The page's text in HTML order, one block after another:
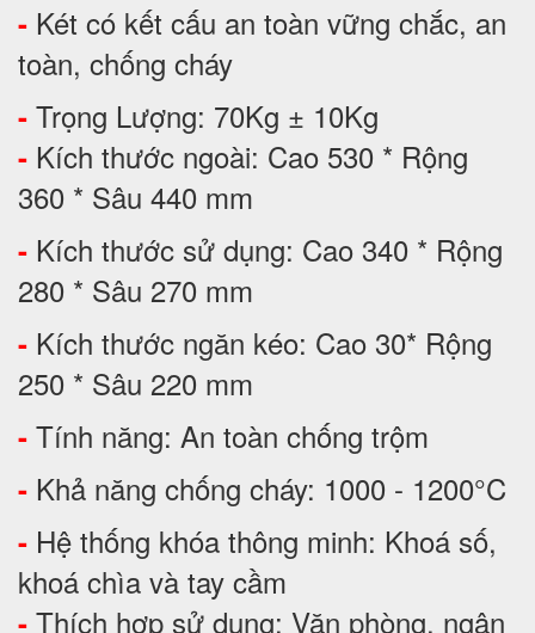
- Két có kết cấu an toàn vững chắc, an
toàn, chống cháy
- Trọng Lượng: 70Kg ± 10Kg
- Kích thước ngoài: Cao 530 * Rộng
360 * Sâu 440 mm
- Kích thước sử dụng: Cao 340 * Rộng
280 * Sâu 270 mm
- Kích thước ngăn kéo: Cao 30* Rộng
250 * Sâu 220 mm
- Tính năng: An toàn chống trộm
- Khả năng chống cháy: 1000 - 1200°C
- Hệ thống khóa thông minh: Khoá số,
khoá chìa và tay cầm
- Thích hợp sử dụng: Văn phòng, ngân